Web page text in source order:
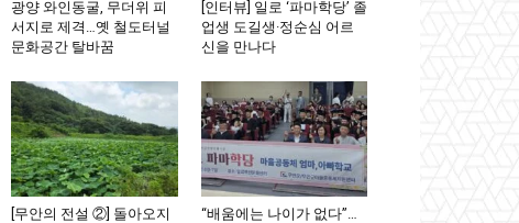
광양 와인동굴, 무더위 피
서지로 제격…옛 철도터널
문화공간 탈바꿈
[인터뷰] 일로 ‘파마학당’ 졸
업생 도길생·정순심 어르
신을 만나다
[무안의 전설 ②] 돌아오지
“배움에는 나이가 없다”…